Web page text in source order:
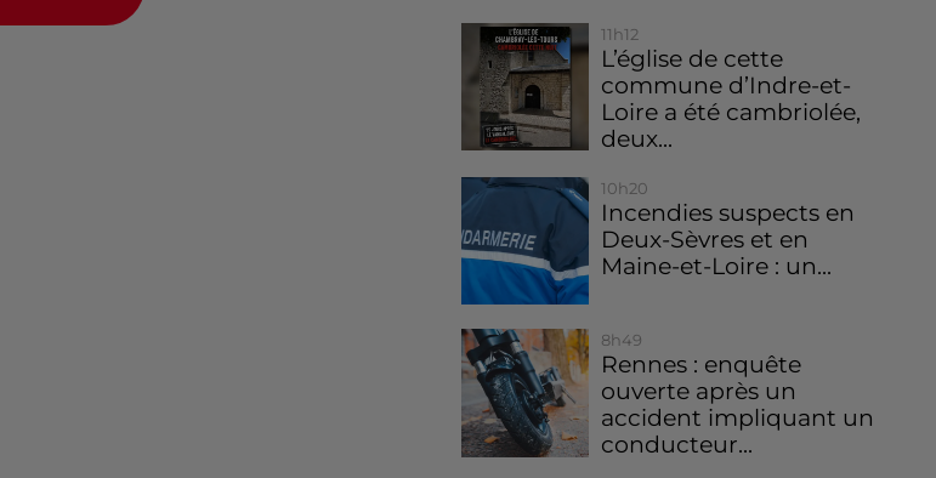
11h12
L’église de cette
commune d’Indre-et-
Loire a été cambriolée,
deux...
10h20
Incendies suspects en
Deux-Sèvres et en
Maine-et-Loire : un...
8h49
Rennes : enquête
ouverte après un
accident impliquant un
conducteur...